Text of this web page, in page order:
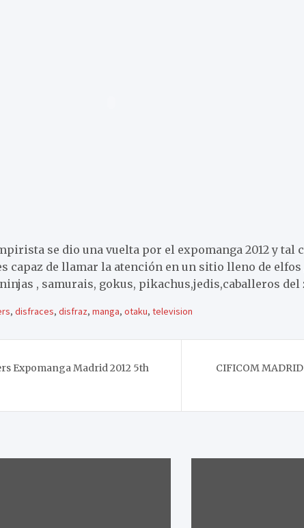
se dio una vuelta por el expomanga 2012 y tal
capaz de llamar la atención en un sitio lleno de elfos
, samurais, gokus, pikachus,jedis,caballeros del
,disfraces,disfraz,manga,otaku,television
Expomanga Madrid 2012 5th
CIFICOM